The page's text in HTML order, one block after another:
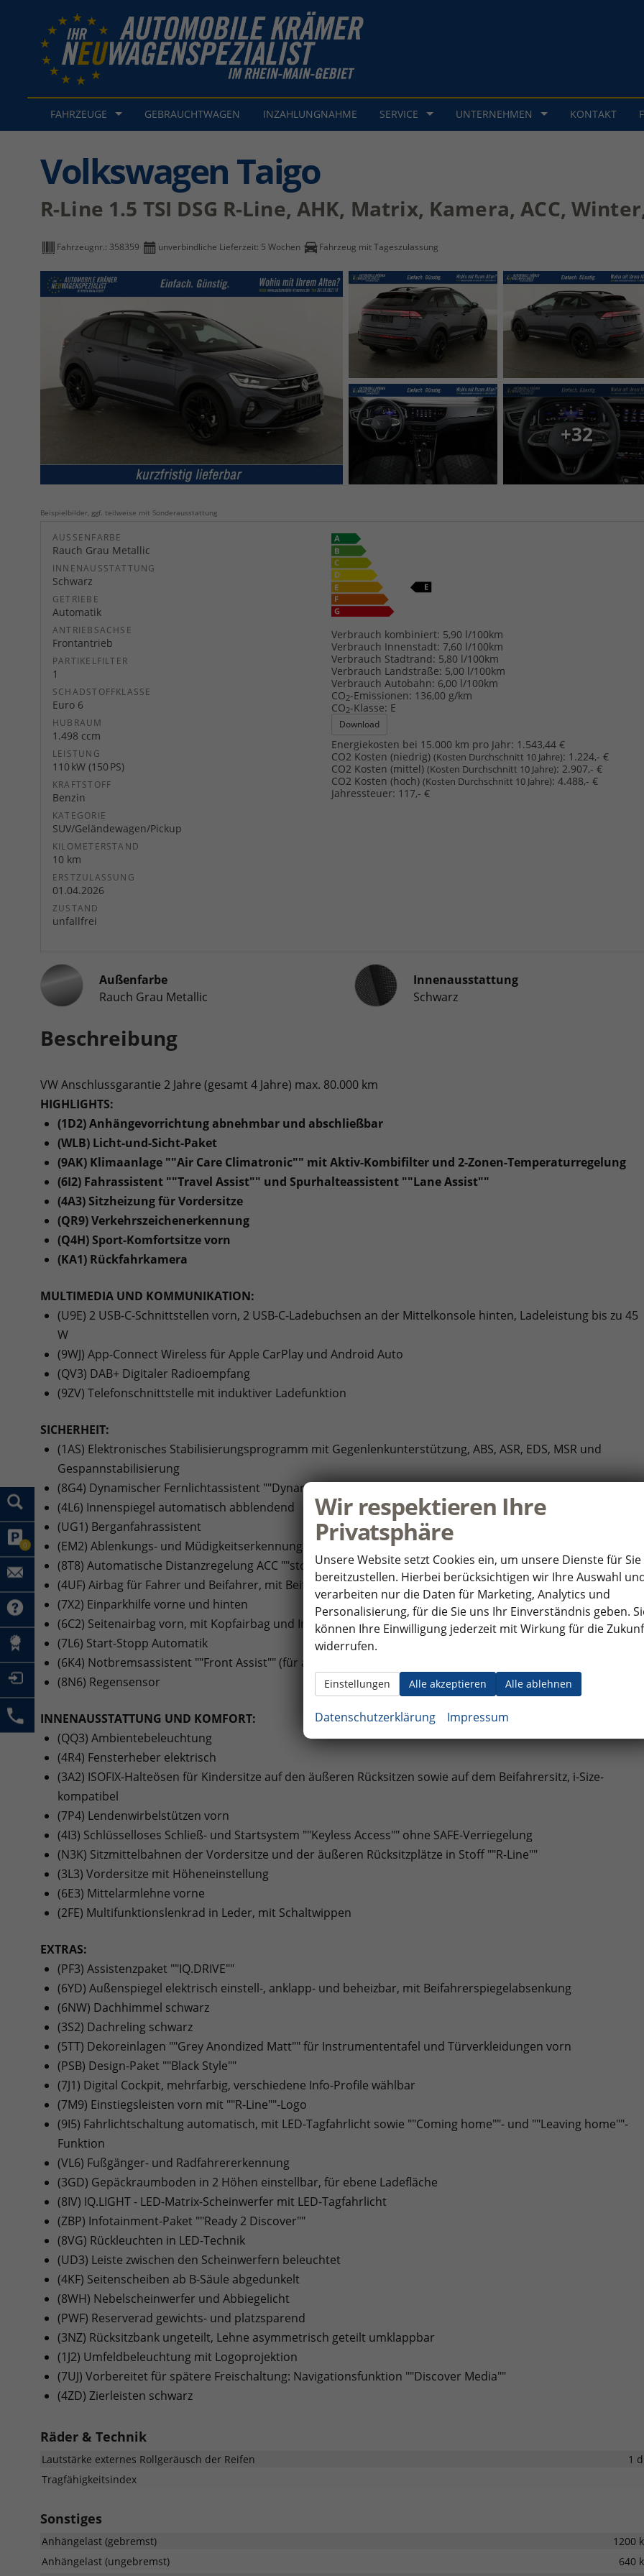
0
FAHRZEUGE GEBRAUCHTWAGEN INZAHLUNGNAHME SERVICE UNTERNEHMEN KONTAKT
Volkswagen Taigo
R-Line 1.5 TSI DSG R-Line, AHK, Matrix, Kamera, ACC,
Fahrzeugnr.: 358359 unverbindliche Lieferzeit: 5 Wochen Fahrzeug mit Tageszulassung
+32
Beispielbilder, ggf. teilweise mit Sonderausstattung
AUSSENFARBE
Rauch Grau Metallic
INNENAUSSTATTUNG
Schwarz
GETRIEBE
Automatik
ANTRIEBSACHSE
Frontantrieb
PARTIKELFILTER
1
SCHADSTOFFKLASSE
Euro 6
HUBRAUM
1.498 ccm
LEISTUNG
110 kW (150 PS)
KRAFTSTOFF
Benzin
KATEGORIE
SUV/Geländewagen/Pickup
KILOMETERSTAND
10 km
ERSTZULASSUNG
01.04.2026
ZUSTAND
unfallfrei
Verbrauch kombiniert: 5,90 l/100km
Verbrauch Innenstadt: 7,60 l/100km
Verbrauch Stadtrand: 5,80 l/100km
Verbrauch Landstraße: 5,00 l/100km
Verbrauch Autobahn: 6,00 l/100km
CO2-Emissionen: 136,00 g/km
CO2-Klasse: E
Download
Energiekosten bei 15.000 km pro Jahr: 1.543,44 €
CO2 Kosten (niedrig) (Kosten Durchschnitt 10 Jahre): 1.224,- €
CO2 Kosten (mittel) (Kosten Durchschnitt 10 Jahre): 2.907,- €
CO2 Kosten (hoch) (Kosten Durchschnitt 10 Jahre): 4.488,- €
Jahressteuer: 117,- €
Außenfarbe
Rauch Grau Metallic
InnenausstattungInnenausstattung
Schwarz
Beschreibung
VW Anschlussgarantie 2 Jahre (gesamt 4 Jahre) max. 80.000 km
HIGHLIGHTS:
(1D2) Anhängevorrichtung abnehmbar und abschließbar
(WLB) Licht-und-Sicht-Paket
(9AK) Klimaanlage ""Air Care Climatronic"" mit Aktiv-Kombifilter und 2-Zonen-Temperaturregelung
(6I2) Fahrassistent ""Travel Assist"" und Spurhalteassistent ""Lane Assist""
(4A3) Sitzheizung für Vordersitze
(QR9) Verkehrszeichenerkennung
(Q4H) Sport-Komfortsitze vorn
(KA1) Rückfahrkamera
MULTIMEDIA UND KOMMUNIKATION:
(U9E) 2 USB-C-Schnittstellen vorn, 2 USB-C-Ladebuchsen an der Mittelkonsole hinten, Ladeleistung bis zu 45
W
(9WJ) App-Connect Wireless für Apple CarPlay und Android Auto
(QV3) DAB+ Digitaler Radioempfang
(9ZV) Telefonschnittstelle mit induktiver Ladefunktion
SICHERHEIT:
(1AS) Elektronisches Stabilisierungsprogramm mit Gegenlenkunterstützung, ABS, ASR, EDS, MSR und
Gespannstabilisierung
(8G4) Dynamischer Fernlichtassistent ""Dynamic Light Assist""
(4L6) Innenspiegel automatisch abblendend
(UG1) Berganfahrassistent
(EM2) Ablenkungs- und Müdigkeitserkennung
(8T8) Automatische Distanzregelung ACC ""stop & go"", mit Geschwindigkeitsbegrenzer
(4UF) Airbag für Fahrer und Beifahrer, mit Beifahrerairbag-Deaktivierung
(7X2) Einparkhilfe vorne und hinten
(6C2) Seitenairbag vorn, mit Kopfairbag und Interaktionsairbag vorn
(7L6) Start-Stopp Automatik
(6K4) Notbremsassistent ""Front Assist"" (für automatische Distanzregelung ACC bis 210 km/h)
(8N6) Regensensor
INNENAUSSTATTUNG UND KOMFORT:
(QQ3) Ambientebeleuchtung
(4R4) Fensterheber elektrisch
(3A2) ISOFIX-Halteösen für Kindersitze auf den äußeren Rücksitzen sowie auf dem Beifahrersitz, i-Size-
kompatibel
(7P4) Lendenwirbelstützen vorn
(4I3) Schlüsselloses Schließ- und Startsystem ""Keyless Access"" ohne SAFE-Verriegelung
(N3K) Sitzmittelbahnen der Vordersitze und der äußeren Rücksitzplätze in Stoff ""R-Line""
(3L3) Vordersitze mit Höheneinstellung
(6E3) Mittelarmlehne vorne
(2FE) Multifunktionslenkrad in Leder, mit Schaltwippen
EXTRAS:
(PF3) Assistenzpaket ""IQ.DRIVE""
(6YD) Außenspiegel elektrisch einstell-, anklapp- und beheizbar, mit Beifahrerspiegelabsenkung
(6NW) Dachhimmel schwarz
(3S2) Dachreling schwarz
(5TT) Dekoreinlagen ""Grey Anondized Matt"" für Instrumententafel und Türverkleidungen vorn
(PSB) Design-Paket ""Black Style""
(7J1) Digital Cockpit, mehrfarbig, verschiedene Info-Profile wählbar
(7M9) Einstiegsleisten vorn mit ""R-Line""-Logo
(9I5) Fahrlichtschaltung automatisch, mit LED-Tagfahrlicht sowie ""Coming home""- und ""Leaving home""-
Funktion
(VL6) Fußgänger- und Radfahrererkennung
(3GD) Gepäckraumboden in 2 Höhen einstellbar, für ebene Ladefläche
(8IV) IQ.LIGHT - LED-Matrix-Scheinwerfer mit LED-Tagfahrlicht
(ZBP) Infotainment-Paket ""Ready 2 Discover""
(8VG) Rückleuchten in LED-Technik
(UD3) Leiste zwischen den Scheinwerfern beleuchtet
(4KF) Seitenscheiben ab B-Säule abgedunkelt
(8WH) Nebelscheinwerfer und Abbiegelicht
(PWF) Reserverad gewichts- und platzsparend
(3NZ) Rücksitzbank ungeteilt, Lehne asymmetrisch geteilt umklappbar
(1J2) Umfeldbeleuchtung mit Logoprojektion
(7UJ) Vorbereitet für spätere Freischaltung: Navigationsfunktion ""Discover Media""
(4ZD) Zierleisten schwarz
Räder & Technik
Lautstärke externes Rollgeräusch der Reifen
1
Tragfähigkeitsindex
Sonstiges
Anhängelast (gebremst)
1200
Anhängelast (ungebremst)
640
Wir respektieren Ihre
Privatsphäre
Unsere Website setzt Cookies ein, um unsere Dienste für Sie
bereitzustellen. Hierbei berücksichtigen wir Ihre Auswahl
verarbeiten nur die Daten für Marketing, Analytics und
Personalisierung, für die Sie uns Ihr Einverständnis geben.
können Ihre Einwilligung jederzeit mit Wirkung für die
widerrufen.
Alle akzeptieren Alle ablehnen
Einstellungen
Datenschutzerklärung Impressum